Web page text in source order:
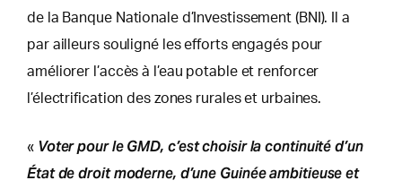
de la Banque Nationale d’Investissement (BNI). Il a
par ailleurs souligné les efforts engagés pour
améliorer l’accès à l’eau potable et renforcer
l’électrification des zones rurales et urbaines.
« Voter pour le GMD, c’est choisir la continuité d’un
État de droit moderne, d’une Guinée ambitieuse et